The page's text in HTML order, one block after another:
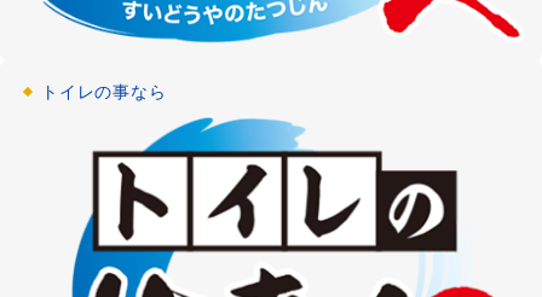
[埼玉県越谷市]
トイレの事なら